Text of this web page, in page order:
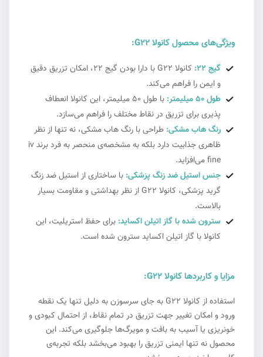
ویژگی‌های محصول کانولا G22:
گیج 22:
کانولا G22 با دارا بودن گیج 22، امکان تزریق دقیق
و ایمن را فراهم می‌کند.
طول 50 میلیمتر:
با طول 50 میلیمتر، این کانولا انعطاف
پذیری برای تزریق در نقاط مختلف را فراهم می‌سازد.
رنگ هاب مشکی: طراحی با رنگ هاب مشکی، نه تنها از نظر
ظاهری جذابیت دارد بلکه به مشخصه‌ی منحصر به فرد برند iv
fine می‌افزاید.
جنس استیل ضد زنگ پزشکی: با ساختاری از استیل ضد زنگ
گرید پزشکی، کانولا G22 از نظر بهداشتی و مقاومت بسیار
بالاست.
سترون شده با گاز اتیلن اکساید: برای حفظ استریلیت، این
کانولا با گاز اتیلن اکساید سترون شده است.
مزایا و کاربردها کانولا G22:
استفاده از کانولا G22 به جای سرسوزن به دلیل تنها یک نقطه
ورود و امکان تغییر جهت تزریق در تمام نقاط، از احتمال کبودی و
خونریزی یا آسیب به بافت و مویرگ‌ها جلوگیری می‌کند. این
محصول نه تنها ایمنی تزریق را بهبود می‌بخشد بلکه تجربه‌ی